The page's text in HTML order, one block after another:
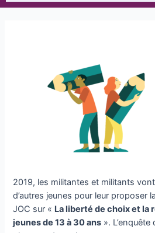
2019, les militantes et militants
d’autres jeunes pour leur proposer
JOC sur « La liberté de choix et la
jeunes de 13 à 30 ans ».